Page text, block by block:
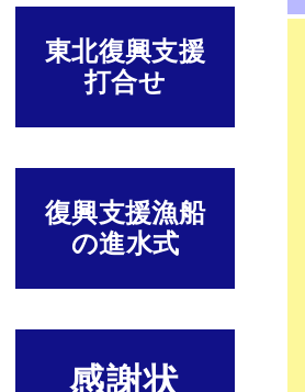
東北復興支援
打合せ
復興支援漁船
の進水式
感謝状